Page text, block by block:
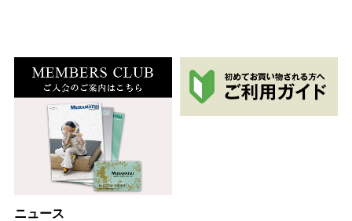
ニュース